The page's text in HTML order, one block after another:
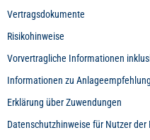
Vertragsdokumente
Risikohinweise
Vorvertragliche Informationen
Informationen zu
Erklärung über Zuwendungen
Datenschutzhinweise für Nutzer der